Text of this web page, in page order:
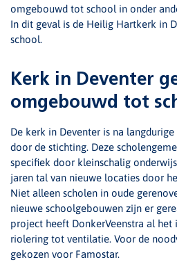
omgebouwd tot school in onder
In dit geval is de Heilig Hartkerk in
school.
Kerk in Deventer
omgebouwd tot
De kerk in Deventer is na
door de stichting. Deze
specifiek door kleinschalig
jaren tal van nieuwe locaties door
Niet alleen scholen in oude
nieuwe schoolgebouwen zijn er
project heeft DonkerVeenstra al het
riolering tot ventilatie. Voor de
gekozen voor Famostar.